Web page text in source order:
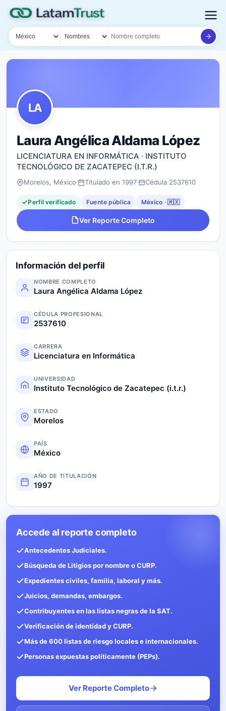
País
Tipo de búsqueda
Nombre o documento
LA
Laura Angélica Aldama López
LICENCIATURA EN INFORMÁTICA · INSTITUTO
TECNOLÓGICO DE ZACATEPEC (I.T.R.)
Morelos, México Titulado en 1997 Cédula 2537610
Perfil verificado Fuente pública México · 🇲🇽
Ver Reporte Completo
Información del perfil
NOMBRE COMPLETO
Laura Angélica Aldama López
CÉDULA PROFESIONAL
2537610
CARRERA
Licenciatura en Informática
UNIVERSIDAD
Instituto Tecnológico de Zacatepec (i.t.r.)
ESTADO
Morelos
PAÍS
México
AÑO DE TITULACIÓN
1997
Accede al reporte completo
Antecedentes Judiciales.
Búsqueda de Litigios por nombre o CURP.
Expedientes civiles, familia, laboral y más.
Juicios, demandas, embargos.
Contribuyentes en las listas negras de la SAT.
Verificación de identidad y CURP.
Más de 600 listas de riesgo locales e internacionales.
Personas expuestas políticamente (PEPs).
Ver Reporte Completo